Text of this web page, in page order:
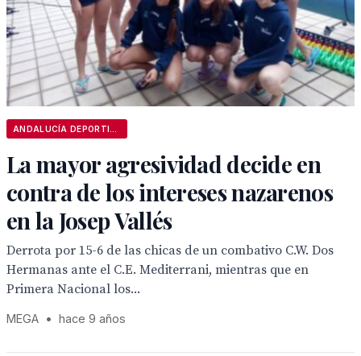
La mayor agresividad decide en
contra de los intereses nazarenos
en la Josep Vallés
Derrota por 15-6 de las chicas de un combativo C.W. Dos
Hermanas ante el C.E. Mediterrani, mientras que en
Primera Nacional los...
MEGA • hace 9 años